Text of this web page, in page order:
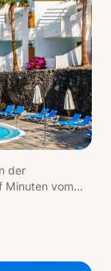
der
Minuten vom
genießen